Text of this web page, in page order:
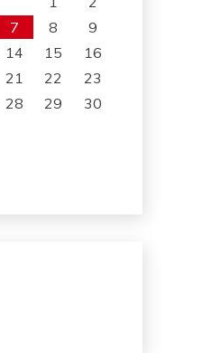
7 8
9
14 15
16
21 22
23
28 29
30